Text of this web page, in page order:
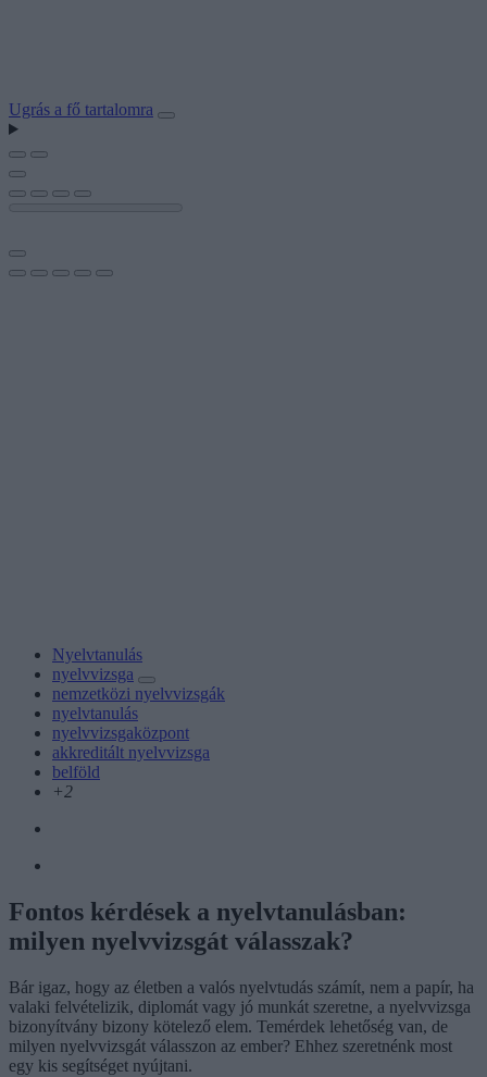
Ugrás a fő tartalomra
Nyelvtanulás
nyelvvizsga
nemzetközi nyelvvizsgák
nyelvtanulás
nyelvvizsgaközpont
akkreditált nyelvvizsga
belföld
+2
Fontos kérdések a nyelvtanulásban:
milyen nyelvvizsgát válasszak?
Bár igaz, hogy az életben a valós nyelvtudás számít, nem a papír, ha
valaki felvételizik, diplomát vagy jó munkát szeretne, a nyelvvizsga
bizonyítvány bizony kötelező elem. Temérdek lehetőség van, de
milyen nyelvvizsgát válasszon az ember? Ehhez szeretnénk most
egy kis segítséget nyújtani.